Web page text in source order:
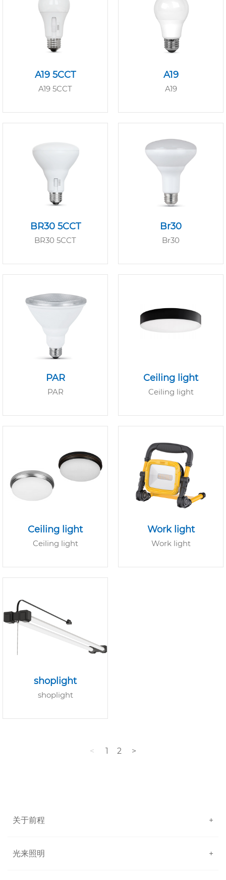
A19 5CCT
A19 5CCT
A19
A19
BR30 5CCT
BR30 5CCT
Br30
Br30
PAR
PAR
Ceiling light
Ceiling light
Ceiling light
Ceiling light
Work light
Work light
shoplight
shoplight
< 1 2 >
关于前程 +
光来照明 +